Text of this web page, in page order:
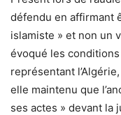
défendu en affirmant
islamiste » et non un
évoqué les conditions
représentant
elle maintenu que
ses actes » devant la